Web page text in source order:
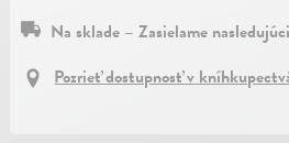
Na sklade – Zasielame
Pozrieť dostupnosť v